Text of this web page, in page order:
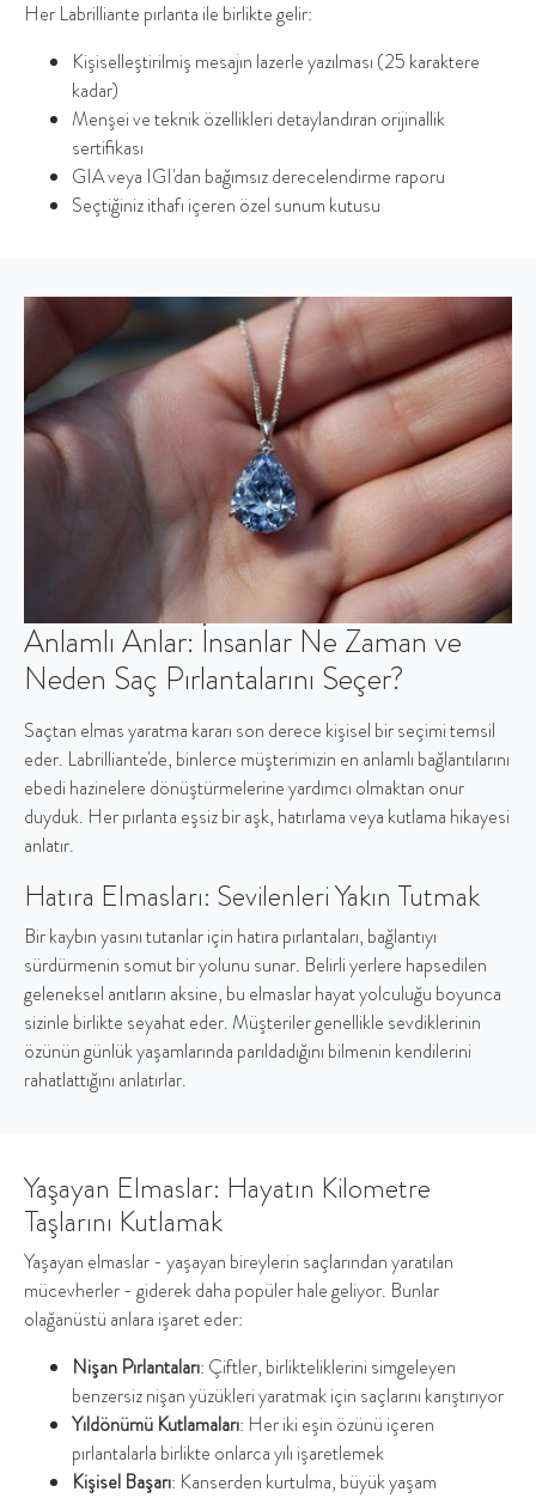
Her Labrilliante pırlanta ile birlikte gelir:
Kişiselleştirilmiş mesajın lazerle yazılması (25 karaktere
kadar)
Menşei ve teknik özellikleri detaylandıran orijinallik
sertifikası
GIA veya IGI'dan bağımsız derecelendirme raporu
Seçtiğiniz ithafı içeren özel sunum kutusu
Anlamlı Anlar: İnsanlar Ne Zaman ve
Neden Saç Pırlantalarını Seçer?
Saçtan elmas yaratma kararı son derece kişisel bir seçimi temsil
eder. Labrilliante'de, binlerce müşterimizin en anlamlı bağlantılarını
ebedi hazinelere dönüştürmelerine yardımcı olmaktan onur
duyduk. Her pırlanta eşsiz bir aşk, hatırlama veya kutlama hikayesi
anlatır.
Hatıra Elmasları: Sevilenleri Yakın Tutmak
Bir kaybın yasını tutanlar için hatıra pırlantaları, bağlantıyı
sürdürmenin somut bir yolunu sunar. Belirli yerlere hapsedilen
geleneksel anıtların aksine, bu elmaslar hayat yolculuğu boyunca
sizinle birlikte seyahat eder. Müşteriler genellikle sevdiklerinin
özünün günlük yaşamlarında parıldadığını bilmenin kendilerini
rahatlattığını anlatırlar.
Yaşayan Elmaslar: Hayatın Kilometre
Taşlarını Kutlamak
Yaşayan elmaslar - yaşayan bireylerin saçlarından yaratılan
mücevherler - giderek daha popüler hale geliyor. Bunlar
olağanüstü anlara işaret eder:
Nişan Pırlantaları: Çiftler, birlikteliklerini simgeleyen
benzersiz nişan yüzükleri yaratmak için saçlarını karıştırıyor
Yıldönümü Kutlamaları: Her iki eşin özünü içeren
pırlantalarla birlikte onlarca yılı işaretlemek
Kişisel Başarı: Kanserden kurtulma, büyük yaşam